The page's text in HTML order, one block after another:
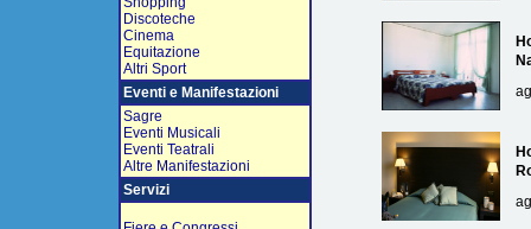
Discoteche
Cinema
Equitazione
Altri Sport
Eventi e Manifestazioni
Sagre
Eventi Musicali
Eventi Teatrali
Altre Manifestazioni
Servizi